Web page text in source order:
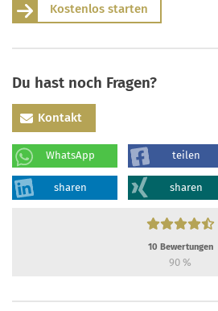
Kostenlos starten
Du hast noch Fragen?
Kontakt
WhatsApp teilen
sharen sharen
10 Bewertungen
90 %